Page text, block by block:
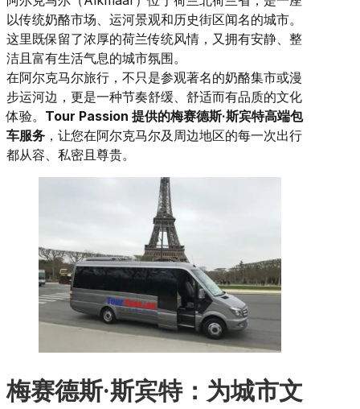
以传统奶酪市场、运河景观和历史街区闻名的城市。
这里既保留了浓厚的荷兰传统风情，又拥有安静、整
洁且富有生活气息的城市氛围。
在阿尔克马尔旅行，不只是参观著名的奶酪集市或漫
步运河边，更是一种节奏舒缓、舒适而有品质的文化
体验。 Tour Passion 提供的梅赛德斯·斯宾特高端包
车服务 ，让您在阿尔克马尔及周边地区的每一次出行
都从容、私密且尊贵。
梅赛德斯·斯宾特：为城市文